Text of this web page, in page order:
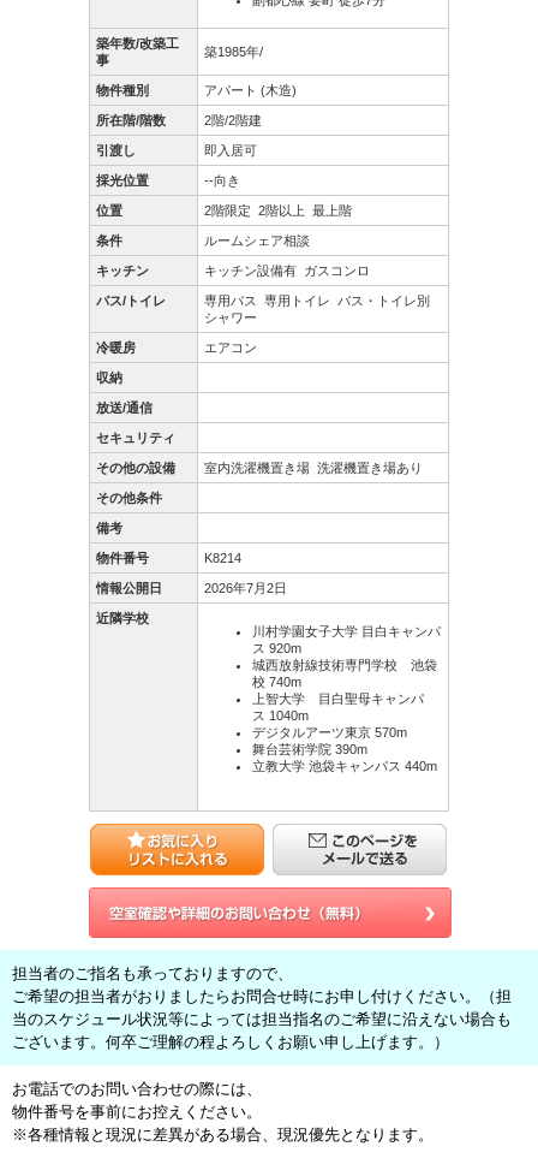
築年数/改築工
事
築1985年/
物件種別 アパート (木造)
所在階/階数 2階/2階建
引渡し 即入居可
採光位置 --向き
位置 2階限定 2階以上 最上階
条件 ルームシェア相談
キッチン キッチン設備有 ガスコンロ
バス/トイレ 専用バス 専用トイレ
バス・トイレ別
シャワー
冷暖房 エアコン
収納
放送/通信
セキュリティ
その他の設備 室内洗濯機置き場 洗濯機置き場あり
その他条件
備考
物件番号 K8214
情報公開日 2026年7月2日
近隣学校
川村学園女子大学 目白キャンパ
ス 920m
城西放射線技術専門学校 池袋
校 740m
上智大学 目白聖母キャンパ
ス 1040m
デジタルアーツ東京 570m
舞台芸術学院 390m
立教大学 池袋キャンパス 440m
担当者のご指名も承っておりますので、
ご希望の担当者がおりましたらお問合せ時にお申し付けください。（担
当のスケジュール状況等によっては担当指名のご希望に沿えない場合も
ございます。何卒ご理解の程よろしくお願い申し上げます。）
お電話でのお問い合わせの際には、
物件番号を事前にお控えください。
※各種情報と現況に差異がある場合、現況優先となります。